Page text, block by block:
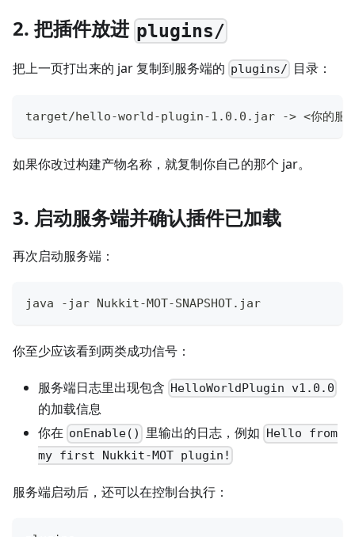
2. 把插件放进 plugins/
把上一页打出来的 jar 复制到服务端的 plugins/ 目录：
target/hello-world-plugin-1.0.0.jar -> <你的服
如果你改过构建产物名称，就复制你自己的那个 jar。
3. 启动服务端并确认插件已加载
再次启动服务端：
java -jar Nukkit-MOT-SNAPSHOT.jar
你至少应该看到两类成功信号：
服务端日志里出现包含 HelloWorldPlugin v1.0.0
的加载信息
你在 onEnable() 里输出的日志，例如
Hello from
my first Nukkit-MOT plugin!
服务端启动后，还可以在控制台执行：